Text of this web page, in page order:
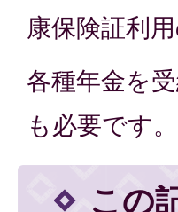
康保険証利
各種年金を
も必要です。
この